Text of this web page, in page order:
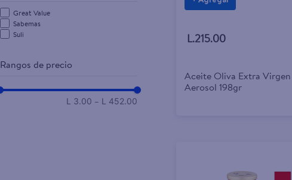
Great Value
Sabemas
Suli
Rangos de precio
L 3.00 – L 452.00
L.215.00
Aceite Oliva Extra Virgen
Aerosol 198gr